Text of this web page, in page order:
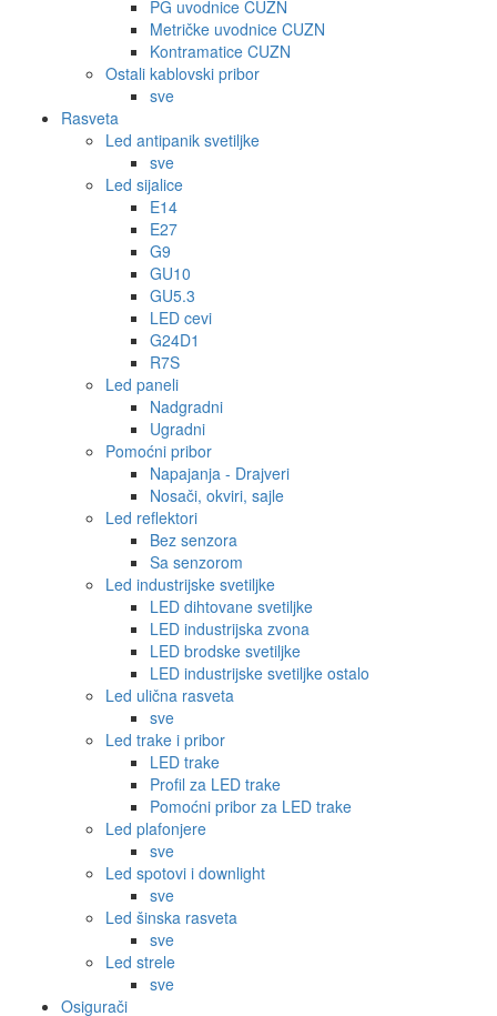
PG uvodnice CUZN
Metričke uvodnice CUZN
Kontramatice CUZN
Ostali kablovski pribor
sve
Rasveta
Led antipanik svetiljke
sve
Led sijalice
E14
E27
G9
GU10
GU5.3
LED cevi
G24D1
R7S
Led paneli
Nadgradni
Ugradni
Pomoćni pribor
Napajanja - Drajveri
Nosači, okviri, sajle
Led reflektori
Bez senzora
Sa senzorom
Led industrijske svetiljke
LED dihtovane svetiljke
LED industrijska zvona
LED brodske svetiljke
LED industrijske svetiljke ostalo
Led ulična rasveta
sve
Led trake i pribor
LED trake
Profil za LED trake
Pomoćni pribor za LED trake
Led plafonjere
sve
Led spotovi i downlight
sve
Led šinska rasveta
sve
Led strele
sve
Osigurači